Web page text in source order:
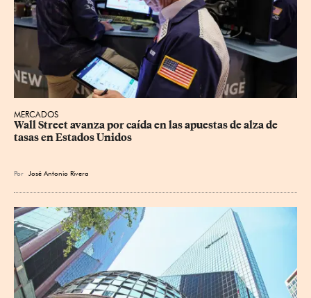
MERCADOS
Wall Street avanza por caída en las apuestas de alza de
tasas en Estados Unidos
Por José Antonio Rivera